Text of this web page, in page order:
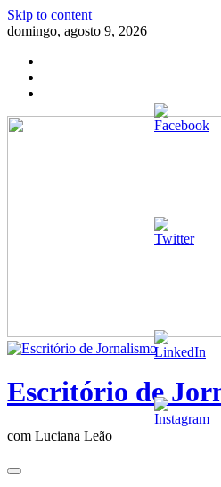
Skip to content
domingo, agosto 9, 2026
Escritório de
com Luciana Leão